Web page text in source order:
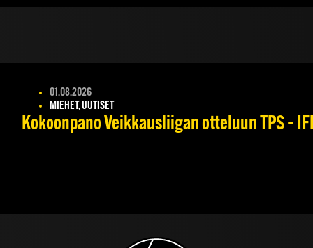
01.08.2026
MIEHET, UUTISET
Kokoonpano Veikkausliigan otteluun TPS –